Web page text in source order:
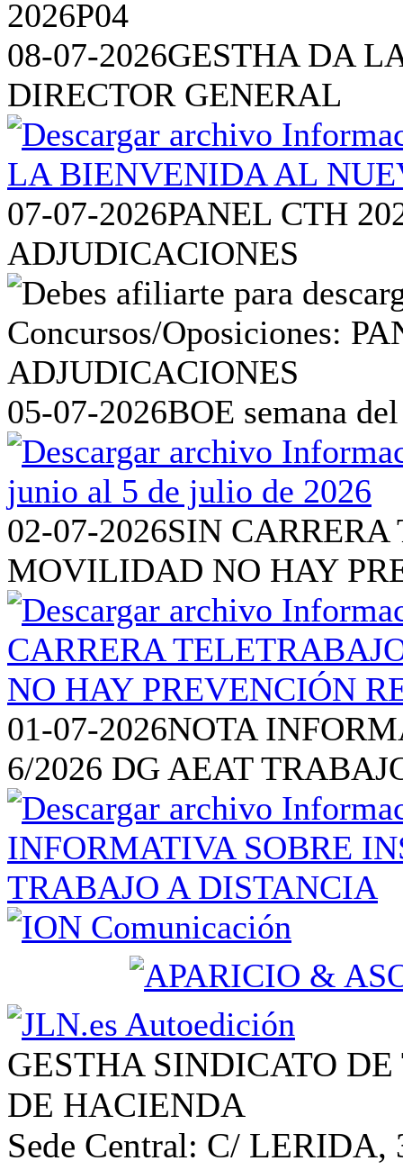
08-07-2026GESTHA DA
DIRECTOR GENERAL
07-07-2026PANEL CTH
ADJUDICACIONES
05-07-2026BOE semana
02-07-2026SIN
MOVILIDAD NO HAY
01-07-2026NOTA
6/2026 DG AEAT
GESTHA SINDICATO
DE HACIENDA
Sede Central: C/